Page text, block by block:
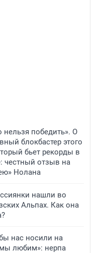
нельзя победить». О
блокбастер этого
бьет рекорды в
честный отзыв на
Нолана
нашли во
Альпах. Как она
нас носили на
мы любим»: нерпа